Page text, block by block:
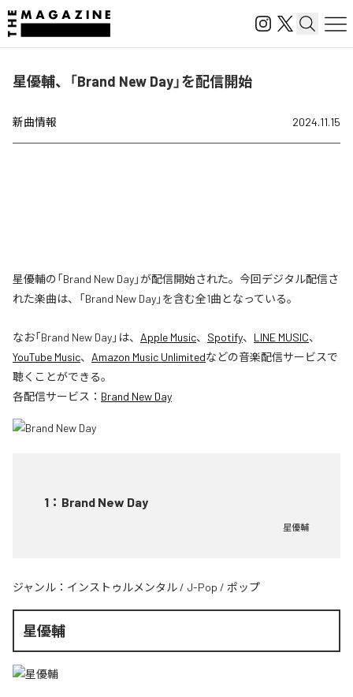
星優輔、「Brand New Day」を配信開始
新曲情報 2024.11.15
星優輔の「Brand New Day」が配信開始された。今回デジタル配信さ
れた楽曲は、「Brand New Day」を含む全1曲となっている。
なお「Brand New Day」は、 Apple Music、 Spotify、 LINE MUSIC、
YouTube Music、 Amazon Music Unlimitedなどの音楽配信サービスで
聴くことができる。
各配信サービス： Brand New Day
1 ： Brand New Day
星優輔
ジャンル： インストゥルメンタル / J-Pop / ポップ
星優輔